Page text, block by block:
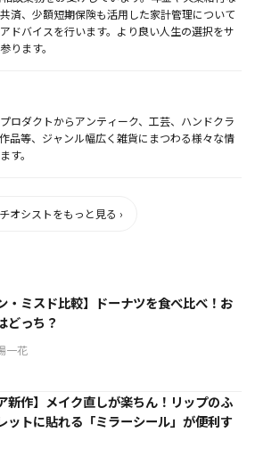
済、少額短期保険も活用した家計管理について
ドバイスを行います。より良い人生の選択をサ
ります。
ロダクトからアンティーク、工芸、ハンドクラ
品等、ジャンル幅広く雑貨にまつわる様々な情
す。
オシストをもっと見る ›
・ミスド比較】ドーナツを食べ比べ！お
どっち？
一花
新作】メイク直しが楽ちん！リップのふ
ットに貼れる「ミラーシール」が便利す